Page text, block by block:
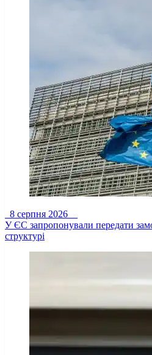
8 серпня 2026
У ЄС запропонували передати
структурі